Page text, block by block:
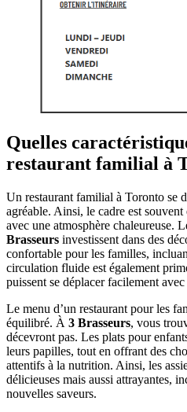
Quelles
restaurant familial à
Un restaurant familial à Toronto se
agréable. Ainsi, le cadre est
avec une atmosphère chaleureuse.
Brasseurs investissent dans des
confortable pour les familles,
circulation fluide est également
puissent se déplacer facilement
Le menu d’un restaurant pour les
équilibré. À 3 Brasseurs, vous
décevront pas. Les plats pour
leurs papilles, tout en offrant des
attentifs à la nutrition. Ainsi, les
délicieuses mais aussi attrayantes,
nouvelles saveurs.